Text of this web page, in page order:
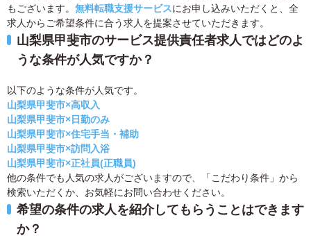
もございます。 無料転職支援サービスにお申し込みいただくと、全
求人からご希望条件に合う求人を提案させていただきます。
山梨県甲斐市のサービス提供責任者求人ではどのよ
うな条件が人気ですか？
以下のような条件が人気です。
山梨県甲斐市×高収入
山梨県甲斐市×日勤のみ
山梨県甲斐市×住宅手当・補助
山梨県甲斐市×訪問入浴
山梨県甲斐市×正社員(正職員)
他の条件でも人気の求人がございますので、「こだわり条件」から
検索いただくか、お気軽にお問い合わせください。
希望の条件の求人を紹介してもらうことはできます
か？